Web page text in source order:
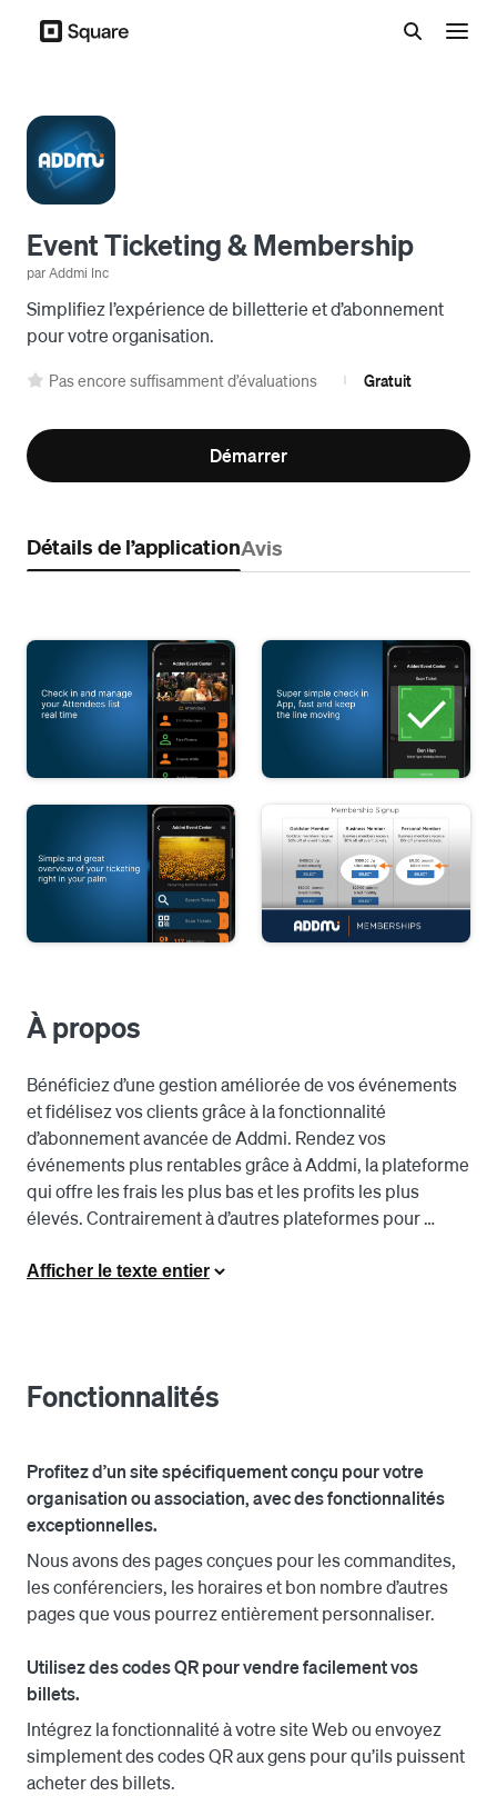
Event Ticketing & Membership
par Addmi Inc
Simplifiez l’expérience de billetterie et d’abonnement
pour votre organisation.
Pas encore suffisamment d’évaluations Gratuit
Démarrer
Détails de l’applicationAvis
À propos
Bénéficiez d’une gestion améliorée de vos événements
et fidélisez vos clients grâce à la fonctionnalité
d’abonnement avancée de Addmi. Rendez vos
événements plus rentables grâce à Addmi, la plateforme
qui offre les frais les plus bas et les profits les plus
élevés. Contrairement à d’autres plateformes pour
Addmi ne facture que des frais de service nominaux de
Maximisez la valeur pour nos clients en tirant parti de la
transparente. En intégrant Square à la plateforme
Addmi, nous offrons une solution complète et
rationalisée qui simplifie les transactions pour les
événements et assure une expérience de paiement
harmonieuse pour vous et vos clients. De plus, notre
programme d’abonnement exclusif vous permet de
privilèges spéciaux tels qu’un accès anticipé aux billets,
des tarifs réduits et des expériences VIP.
Pour accélérer l’accueil des participants lors des
événements, Addmi offre une application Events
Afficher le texte entier
Fonctionnalités
Profitez d’un site spécifiquement conçu pour votre
organisation ou association, avec des fonctionnalités
exceptionnelles.
Nous avons des pages conçues pour les commandites,
les conférenciers, les horaires et bon nombre d’autres
pages que vous pourrez entièrement personnaliser.
Utilisez des codes QR pour vendre facilement vos
billets.
Intégrez la fonctionnalité à votre site Web ou envoyez
simplement des codes QR aux gens pour qu’ils puissent
acheter des billets.